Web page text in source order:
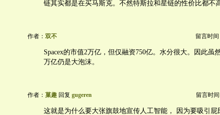
链其实都是在买马斯克。不然特斯拉和星链的性价比都不
作者： 双不 留言时间
Spacex的市值2万亿，但仅融资750亿。水分很大。因此虽
万亿仍是大泡沫。
作者： 菓趣 回复 gugeren 留言时间
这就是为什么要大张旗鼓地宣传人工智能， 因为要吸引屁